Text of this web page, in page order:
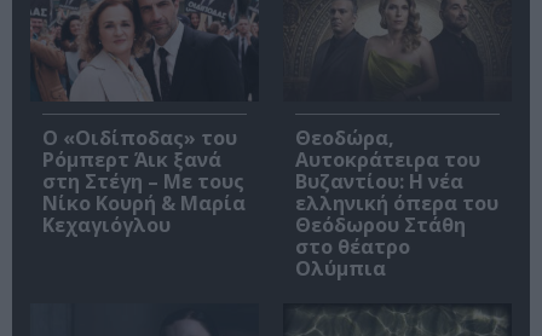
O «Οιδίποδας» του
Ρόμπερτ Άικ ξανά
στη Στέγη – Με τους
Νίκο Κουρή & Μαρία
Κεχαγιόγλου
Θεοδώρα,
Αυτοκράτειρα του
Βυζαντίου: Η νέα
ελληνική όπερα του
Θεόδωρου Στάθη
στο θέατρο
Ολύμπια